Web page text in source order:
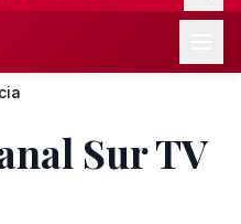
Sur TV